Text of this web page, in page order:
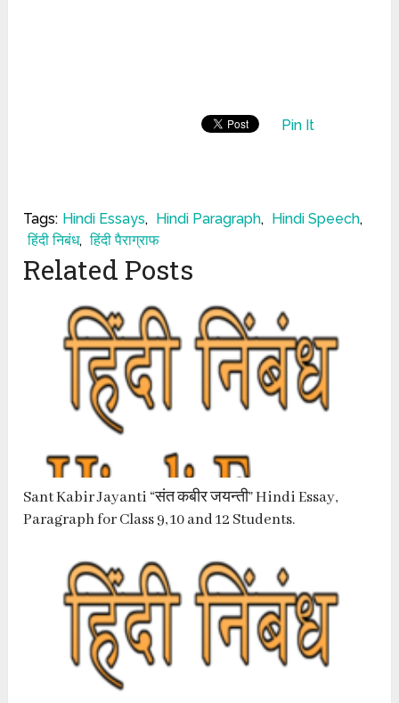
Pin It
Tags: Hindi Essays, Hindi Paragraph, Hindi Speech,
हिंदी निबंध, हिंदी पैराग्राफ
Related Posts
Sant Kabir Jayanti “संत कबीर जयन्ती” Hindi Essay,
Paragraph for Class 9, 10 and 12 Students.